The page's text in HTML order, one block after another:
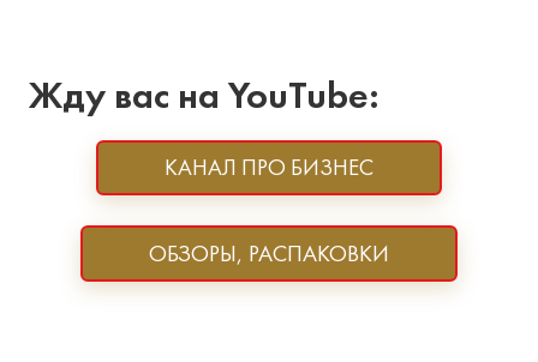
Жду вас на YouTube:
КАНАЛ ПРО БИЗНЕС
ОБЗОРЫ, РАСПАКОВКИ